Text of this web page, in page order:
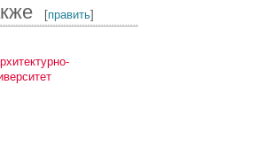
[править]